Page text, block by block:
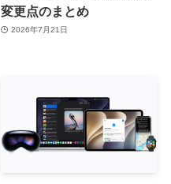
変更点のまとめ
2026年7月21日